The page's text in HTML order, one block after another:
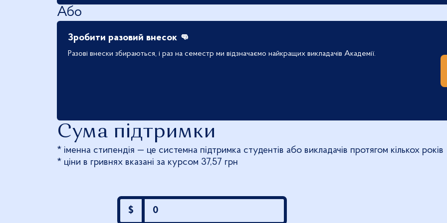
Або
Зробити разовий внесок 👊
Разові внески збираються, і раз на семестр ми відзначаємо найкращих викладачів Академії.
Сума підтримки
* іменна стипендія — це системна підтримка студентів або викладачів протягом кількох років
* ціни в гривнях вказані за курсом 37,57 грн
$